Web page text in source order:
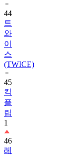
트
와
이
스
(TWICE)
45
킥
플
립
1
46
레
드
벨